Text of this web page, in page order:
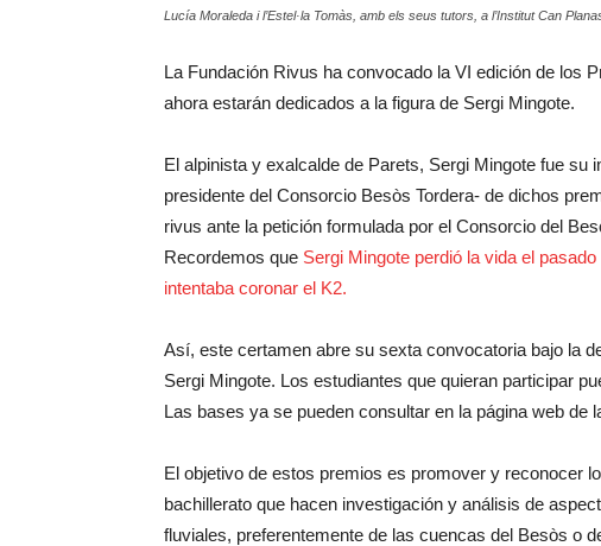
Lucía Moraleda i l’Estel·la Tomàs, amb els seus tutors, a l’Institut Can
La Fundación Rivus ha convocado la VI edición de los
ahora estarán dedicados a la figura de Sergi Mingote.
El alpinista y exalcalde de Parets, Sergi Mingote fue
presidente del Consorcio Besòs Tordera- de dichos
rivus ante la petición formulada por el Consorcio del
Recordemos que Sergi Mingote perdió la vida el
intentaba coronar el K2.
Así, este certamen abre su sexta convocatoria bajo la
Sergi Mingote. Los estudiantes que quieran participar
Las bases ya se pueden consultar en la página web de
El objetivo de estos premios es promover y reconocer
bachillerato que hacen investigación y análisis de
fluviales, preferentemente de las cuencas del Besòs o